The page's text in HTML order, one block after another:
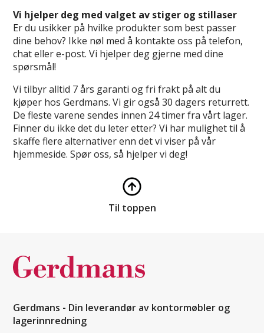
Vi hjelper deg med valget av stiger og stillaser
Er du usikker på hvilke produkter som best passer
dine behov? Ikke nøl med å kontakte oss på telefon,
chat eller e-post. Vi hjelper deg gjerne med dine
spørsmål!
Vi tilbyr alltid 7 års garanti og fri frakt på alt du
kjøper hos Gerdmans. Vi gir også 30 dagers returrett.
De fleste varene sendes innen 24 timer fra vårt lager.
Finner du ikke det du leter etter? Vi har mulighet til å
skaffe flere alternativer enn det vi viser på vår
hjemmeside. Spør oss, så hjelper vi deg!
Til toppen
Gerdmans - Din leverandør av kontormøbler og
lagerinnredning